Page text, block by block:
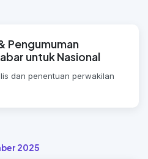
Pengumuman
untuk Nasional
dan penentuan perwakilan
2025